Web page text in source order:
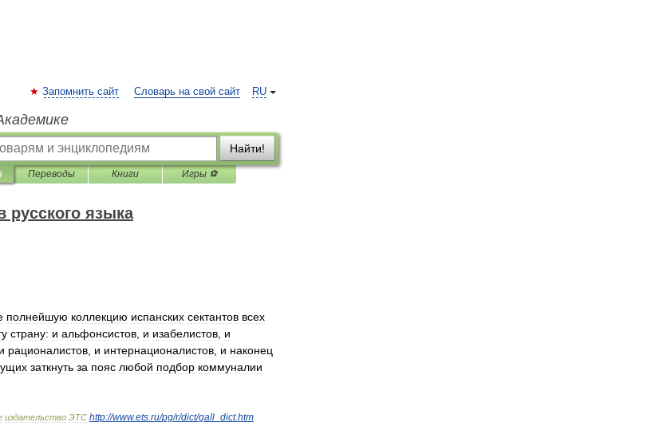
RU
Запомнить сайт Словарь на свой сайт
Найти!
Переводы Книги Игры ⚽
русского языка
полнейшую коллекцию испанских сектантов всех
страну: и альфонсистов и изабелистов и
и рационалистов и интернационалистов и наконец
заткнуть за пояс любой подбор коммуналии
издательство ЭТС http://www.ets.ru/pg/r/dict/gall dict.htm